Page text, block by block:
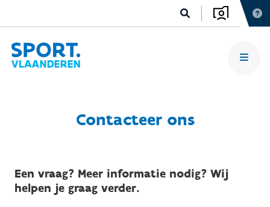
Contacteer ons
Een vraag? Meer informatie nodig? Wij
helpen je graag verder.